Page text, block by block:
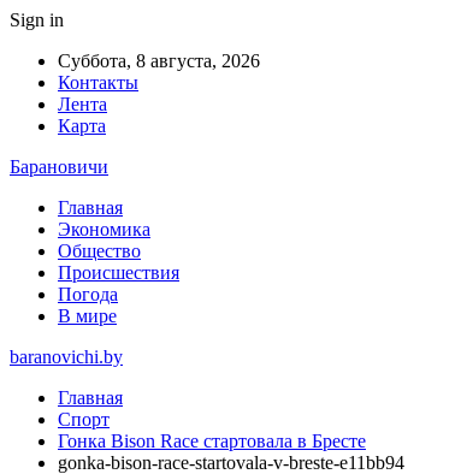
Sign in
Суббота, 8 августа, 2026
Контакты
Лента
Карта
Барановичи
Главная
Экономика
Общество
Происшествия
Погода
В мире
baranovichi.by
Главная
Спорт
Гонка Bison Race стартовала в Бресте
gonka-bison-race-startovala-v-breste-e11bb94